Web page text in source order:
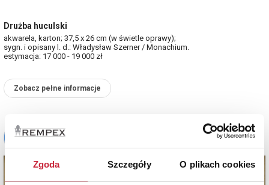
Zgoda Szczegóły O plikach cookies
Drużba huculski
akwarela, karton; 37,5 x 26 cm (w świetle oprawy);
sygn. i opisany l. d.: Władysław Szerner / Monachium.
estymacja: 17 000 - 19 000 zł
Zobacz pełne informacje